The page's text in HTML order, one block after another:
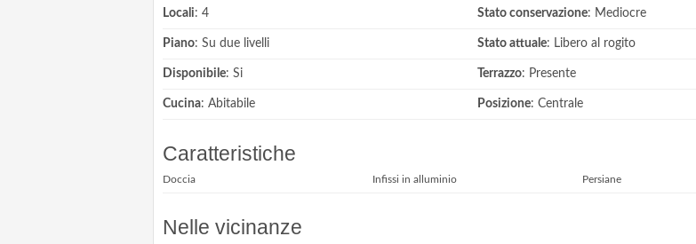
Locali: 4 Stato conservazione: Mediocre
Piano: Su due livelli Stato attuale: Libero al rogito
Disponibile: Si Terrazzo: Presente
Cucina: Abitabile Posizione: Centrale
Caratteristiche
Doccia Infissi in alluminio Persiane
Nelle vicinanze